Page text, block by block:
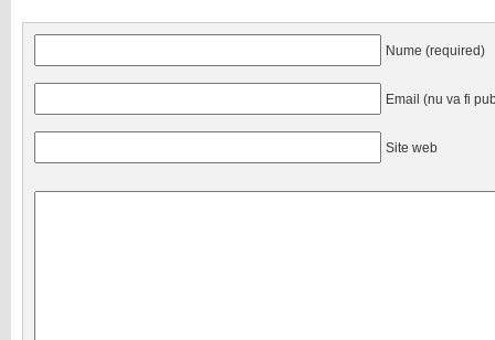
Nume (required)
Email (nu va fi
Site web